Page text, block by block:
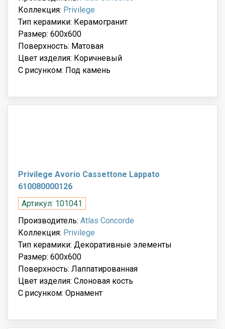
Коллекция: Privilege
Тип керамики: Керамогранит
Размер: 600x600
Поверхность: Матовая
Цвет изделия: Коричневый
С рисунком: Под камень
Privilege Avorio Cassettone Lappato
610080000126
Артикул: 101041
Производитель: Atlas Concorde
Коллекция: Privilege
Тип керамики: Декоративные элементы
Размер: 600x600
Поверхность: Лаппатированная
Цвет изделия: Слоновая кость
С рисунком: Орнамент